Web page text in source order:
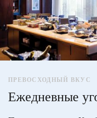
ПРЕВОСХОДНЫЙ ВКУС
Ежедневные